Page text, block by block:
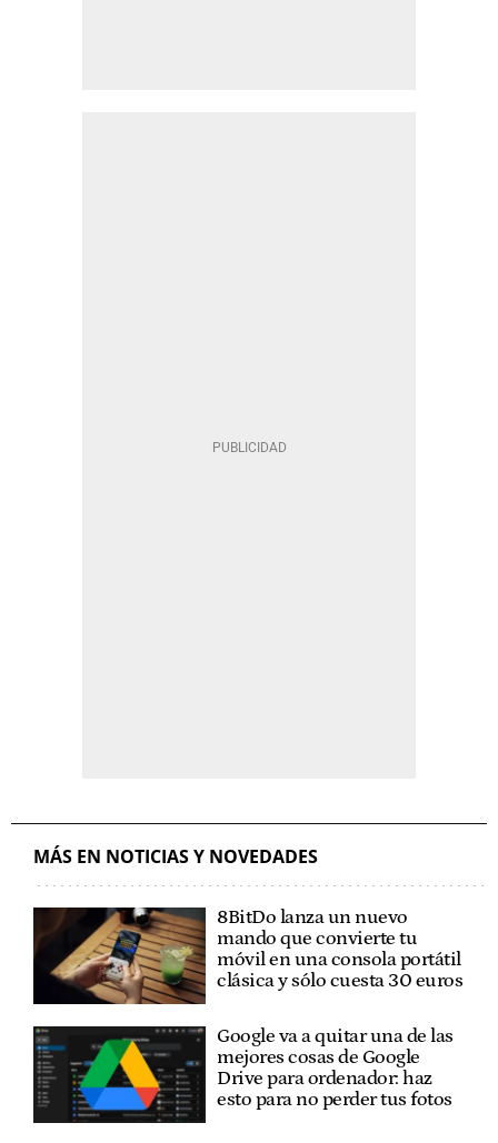
MÁS EN NOTICIAS Y NOVEDADES
8BitDo lanza un nuevo
mando que convierte tu
móvil en una consola portátil
clásica y sólo cuesta 30 euros
Google va a quitar una de las
mejores cosas de Google
Drive para ordenador: haz
esto para no perder tus fotos